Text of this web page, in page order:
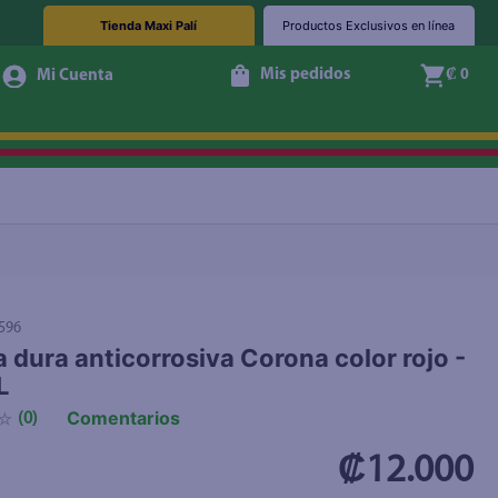
Tienda Maxi Palí Productos Exclusivos en línea
Mis pedidos ₡ 0
dura anticorrosiva Corona color rojo -
☆ (0) Comentarios
₡12.000